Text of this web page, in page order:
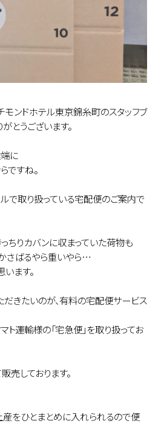
モンドホテル東京錦糸町のスタッフブ
とうございます。
に
ですね。
で取り扱っている宅配便のご案内で
ちりカバンに収まっていた荷物も
さばるやら重いやら…
ます。
きたいのが、有料の宅配便サービス
ト運輸様の「宅急便」を取り扱ってお
売しております。
をひとまとめに入れられるので便